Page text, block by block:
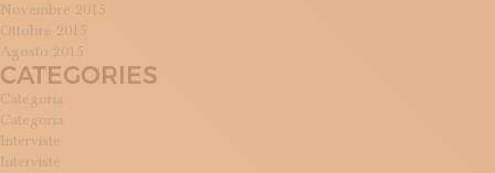
Novembre 2015
Ottobre 2015
Agosto 2015
CATEGORIES
Categoria
Categoria
Interviste
Interviste